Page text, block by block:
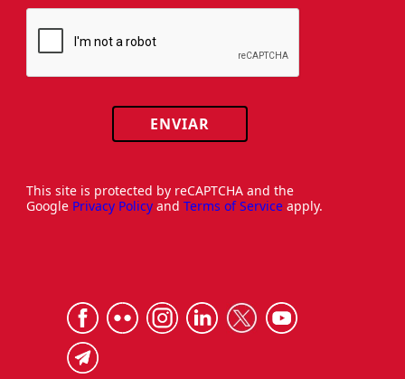
ENVIAR
This site is protected by reCAPTCHA and the
Google Privacy Policy and Terms of Service apply.